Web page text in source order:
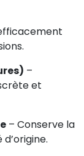
–
et
– Conserve la